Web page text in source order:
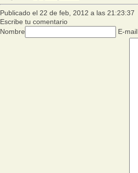
Publicado el 22 de feb, 2012 a las 21:23:37
Escribe tu comentario
Nombre
E-mail